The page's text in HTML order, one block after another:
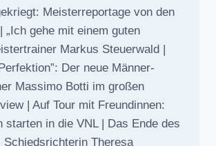
Meisterreportage von den
„Ich gehe mit einem guten
Markus Steuerwald |
Der neue Männer-
Massimo Botti im großen
| Auf Tour mit Freundinnen:
starten in die VNL | Das Ende des
Schiedsrichterin Theresa